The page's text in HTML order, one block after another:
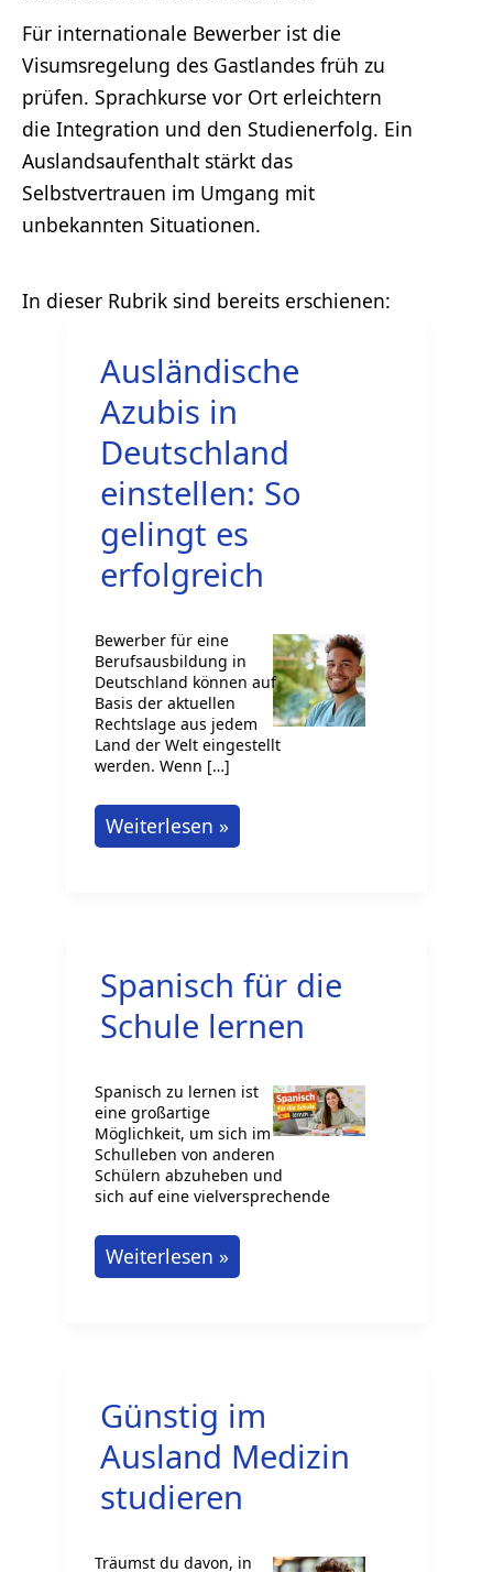
Für internationale Bewerber ist die
Visumsregelung des Gastlandes früh zu
prüfen. Sprachkurse vor Ort erleichtern
die Integration und den Studienerfolg. Ein
Auslandsaufenthalt stärkt das
Selbstvertrauen im Umgang mit
unbekannten Situationen.
Ausländische
Azubis in
Deutschland
einstellen: So
gelingt es
erfolgreich
Bewerber für eine
Berufsausbildung in
Deutschland können auf
Basis der aktuellen
Rechtslage aus jedem
Land der Welt eingestellt
werden. Wenn […]
Ausländische
Azubis
So
gelingt
erfolgreich
Weiterlesen »
Spanisch für die
Schule lernen
Spanisch zu lernen ist
eine großartige
Möglichkeit, um sich im
Schulleben von anderen
Schülern abzuheben und
sich auf eine vielversprechende
Spanisch
für
Weiterlesen »
Günstig im
Ausland Medizin
studieren
Träumst du davon, in